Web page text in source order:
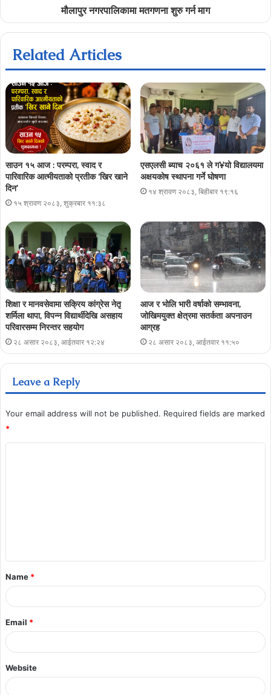
मौलापुर नगरपालिकामा मतगणना शुरु गर्न माग
Related Articles
साउन १५ आज : परम्परा, स्वाद र
पारिवारिक आत्मीयताको प्रतीक ‘खिर खाने
दिन’
१५ श्रावण २०८३, शुक्रबार ११:३८
एसएलसी ब्याच २०६१ ले ग¥यो विद्यालयमा
अक्षयकोष स्थापना गर्ने घोषणा
१४ श्रावण २०८३, बिहीबार १९:१६
शिक्षा र मानवसेवामा सक्रिय कांग्रेस नेतृ
शर्मिला थापा, विपन्न विद्यार्थीदेखि असहाय
परिवारसम्म निरन्तर सहयोग
२८ असार २०८३, आईतवार १२:२४
आज र भोलि भारी वर्षाको सम्भावना,
जोखिमयुक्त क्षेत्रमा सतर्कता अपनाउन
आग्रह
२८ असार २०८३, आईतवार ११:५०
Leave a Reply
Your email address will not be published. Required fields are marked
*
Name *
Email *
Website